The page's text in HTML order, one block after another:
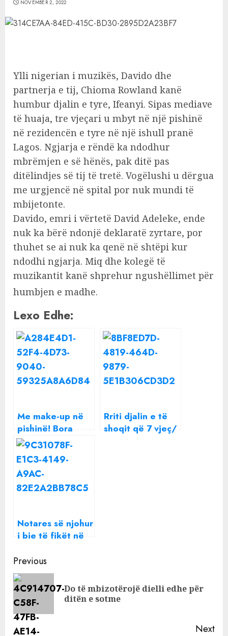
NOVEMBER 2, 2022
Ylli nigerian i muzikës, Davido dhe
partnerja e tij, Chioma Rowland kanë
humbur djalin e tyre, Ifeanyi. Sipas mediave
të huaja, tre vjeçari u mbyt në një pishinë
në rezidencën e tyre në një ishull pranë
Lagos. Ngjarja e rëndë ka ndodhur
mbrëmjen e së hënës, pak ditë pas
ditëlindjes së tij të tretë. Vogëlushi u dërgua
me urgjencë në spital por nuk mundi të
mbijetonte.
Davido, emri i vërtetë David Adeleke, ende
nuk ka bërë ndonjë deklaratë zyrtare, por
thuhet se ai nuk ka qenë në shtëpi kur
ndodhi ngjarja. Miq dhe kolegë të
muzikantit kanë shprehur ngushëllimet për
humbjen e madhe.
Lexo Edhe:
Me make-up në
pishinë! Bora
humb durimin:
Ndjesë, mos u
mërzit për
sakrificat e mia
Rriti djalin e të
shoqit që 7 vjeç/
Notares së njohur
i bie të fikët në
e saj i shpëton
jetën (FOTO)
Continue
Reading
Previous
Do të mbizotërojë dielli edhe për
ditën e sotme
Next